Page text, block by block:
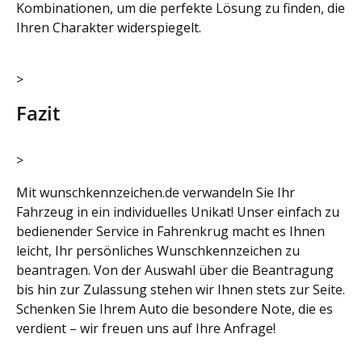
Kombinationen, um die perfekte Lösung zu finden, die
Ihren Charakter widerspiegelt.
>
Fazit
>
Mit wunschkennzeichen.de verwandeln Sie Ihr
Fahrzeug in ein individuelles Unikat! Unser einfach zu
bedienender Service in Fahrenkrug macht es Ihnen
leicht, Ihr persönliches Wunschkennzeichen zu
beantragen. Von der Auswahl über die Beantragung
bis hin zur Zulassung stehen wir Ihnen stets zur Seite.
Schenken Sie Ihrem Auto die besondere Note, die es
verdient – wir freuen uns auf Ihre Anfrage!